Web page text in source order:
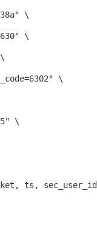
\
\
\
\